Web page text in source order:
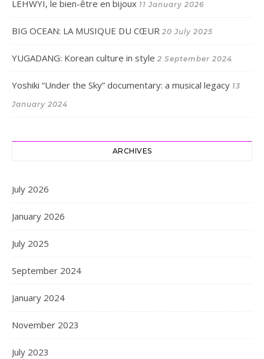
LEHWYI, le bien-être en bijoux 11 January 2026
BIG OCEAN: LA MUSIQUE DU CŒUR 20 July 2025
YUGADANG: Korean culture in style 2 September 2024
Yoshiki “Under the Sky” documentary: a musical legacy 13
January 2024
ARCHIVES
July 2026
January 2026
July 2025
September 2024
January 2024
November 2023
July 2023